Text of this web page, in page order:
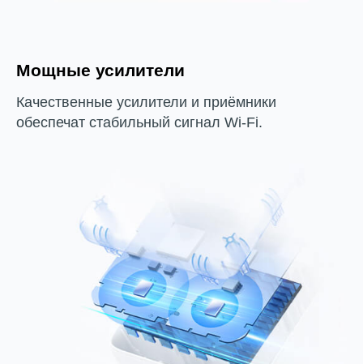
Мощные усилители
Качественные усилители и приёмники
обеспечат стабильный сигнал Wi‑Fi.